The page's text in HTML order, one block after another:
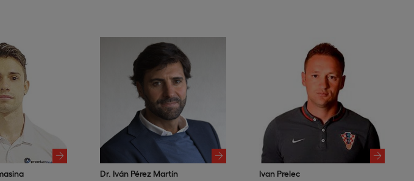
Dr. Iván Pérez Martín Ivan Prelec